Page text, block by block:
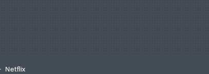
Netflix